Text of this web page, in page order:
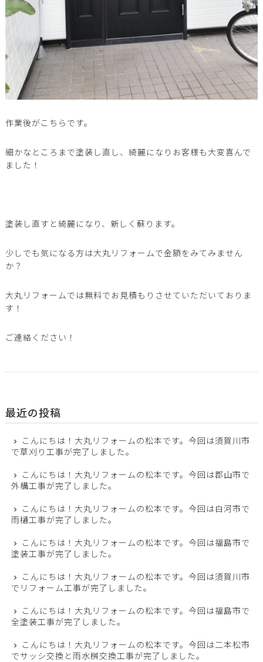
作業後がこちらです。
細かなところまで塗装し直し、綺麗になりお客様も大変喜んで
ました！
塗装し直すと綺麗になり、新しく蘇ります。
少しでも気になる方は大丸リフォームで金額をみてみません
か？
大丸リフォームでは無料でお見積もりさせていただいておりま
す！
ご連絡ください！
最近の投稿
こんにちは！大丸リフォームの松本です。今回は須賀川市
で草刈り工事が完了しました。
こんにちは！大丸リフォームの松本です。今回は郡山市で
外構工事が完了しました。
こんにちは！大丸リフォームの松本です。今回は白河市で
雨樋工事が完了しました。
こんにちは！大丸リフォームの松本です。今回は福島市で
塗装工事が完了しました。
こんにちは！大丸リフォームの松本です。今回は須賀川市
でリフォーム工事が完了しました。
こんにちは！大丸リフォームの松本です。今回は福島市で
全塗装工事が完了しました。
こんにちは！大丸リフォームの松本です。今回は二本松市
でサッシ交換と雨水桝交換工事が完了しました。